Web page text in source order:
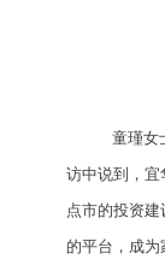
童瑾女
访中说到，宜
点市的投资
的平台，成